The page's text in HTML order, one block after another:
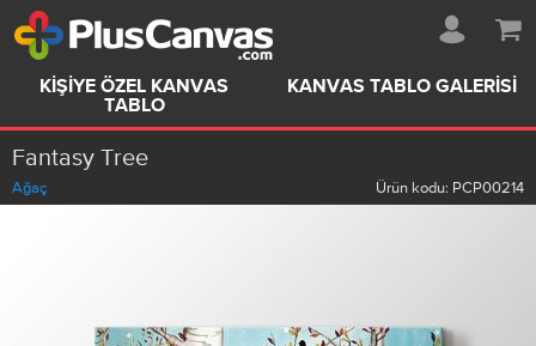
KIŞIYE ÖZEL KANVAS
TABLO
KANVAS TABLO GALERISI
Fantasy Tree
Ağaç Ürün kodu: PCP00214